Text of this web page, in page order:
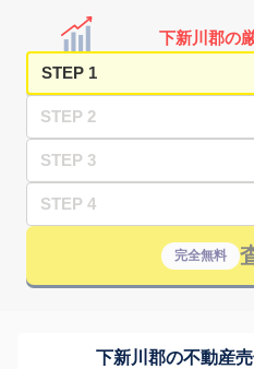
下新川郡の
STEP 1
STEP 2
STEP 3
STEP 4
完全無料
下新川郡の不動産